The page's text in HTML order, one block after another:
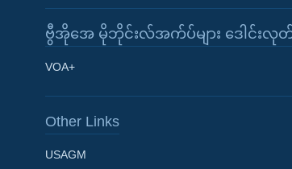
Learning English
ဗွီအိုအေ မိုဘိုင်းလ်အက်ပ်များ ဒေါင်းလု
VOA+
Other Links
USAGM